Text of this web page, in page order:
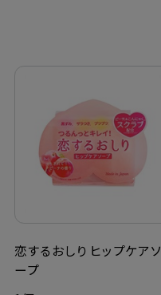
恋するおしり ヒップケアソ
ープ